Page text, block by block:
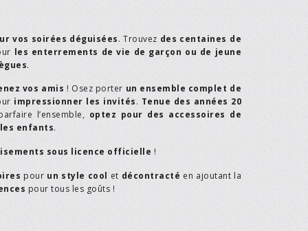
vos soirées déguisées. Trouvez des centaines de
les enterrements de vie de garçon ou de jeune
.
vos amis ! Osez porter un ensemble complet de
impressionner les invités. Tenue des années 20
l’ensemble, optez pour des accessoires de
les enfants.
sous licence officielle !
pour un style cool et décontracté en ajoutant la
pour tous les goûts !